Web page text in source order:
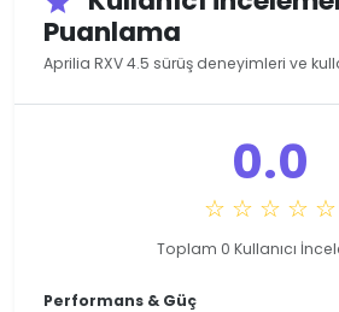
Puanlama
Aprilia RXV 4.5 sürüş deneyimleri ve
0.0
☆ ☆ ☆ ☆ ☆
Toplam 0 Kullanıcı
Performans & Güç